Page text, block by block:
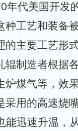
年代美国开发
种工艺和装备
的主要工艺形
辊制造者根据
炉煤气等，效
采用的高速烧
迅速升温，